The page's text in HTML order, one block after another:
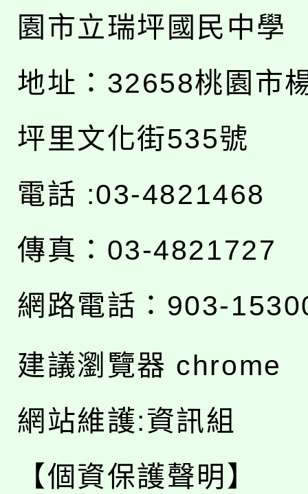
園市立瑞坪國民中學
地址： 32658桃園市
坪里文化街535號
電話 :03-4821468
傳真：03-4821727
網路電話：903-
建議瀏覽器 chrome
網站維護:資訊組
【個資保護聲明】